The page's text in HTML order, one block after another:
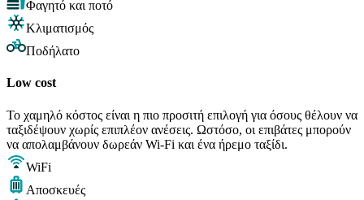
Φαγητό και ποτό
Κλιματισμός
Ποδήλατο
Low cost
Το χαμηλό κόστος είναι η πιο προσιτή επιλογή για όσους θέλουν να
ταξιδέψουν χωρίς επιπλέον ανέσεις. Ωστόσο, οι επιβάτες μπορούν
να απολαμβάνουν δωρεάν Wi-Fi και ένα ήρεμο ταξίδι.
WiFi
Αποσκευές